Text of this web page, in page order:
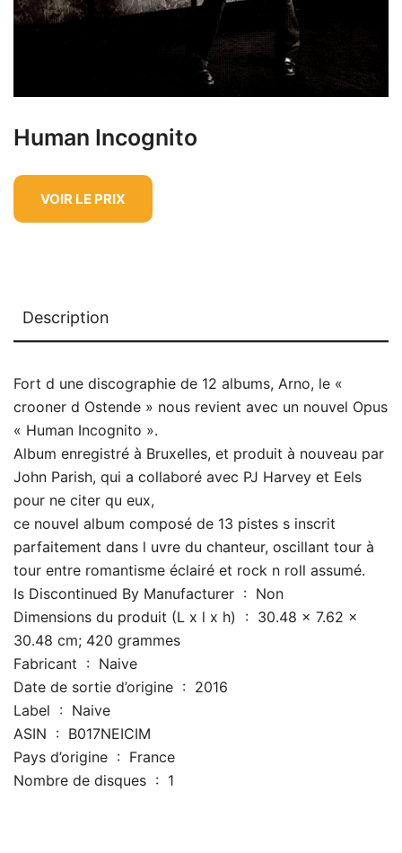
Human Incognito
VOIR LE PRIX
Description
Fort d une discographie de 12 albums, Arno, le «
crooner d Ostende » nous revient avec un nouvel Opus
« Human Incognito ».
Album enregistré à Bruxelles, et produit à nouveau par
John Parish, qui a collaboré avec PJ Harvey et Eels
pour ne citer qu eux,
ce nouvel album composé de 13 pistes s inscrit
parfaitement dans l uvre du chanteur, oscillant tour à
tour entre romantisme éclairé et rock n roll assumé.
Is Discontinued By Manufacturer ‏ : ‎ Non
Dimensions du produit (L x l x h) ‏ : ‎ 30.48 x 7.62 x
30.48 cm; 420 grammes
Fabricant ‏ : ‎ Naive
Date de sortie d’origine ‏ : ‎ 2016
Label ‏ : ‎ Naive
ASIN ‏ : ‎ B017NEICIM
Pays d’origine ‏ : ‎ France
Nombre de disques ‏ : ‎ 1